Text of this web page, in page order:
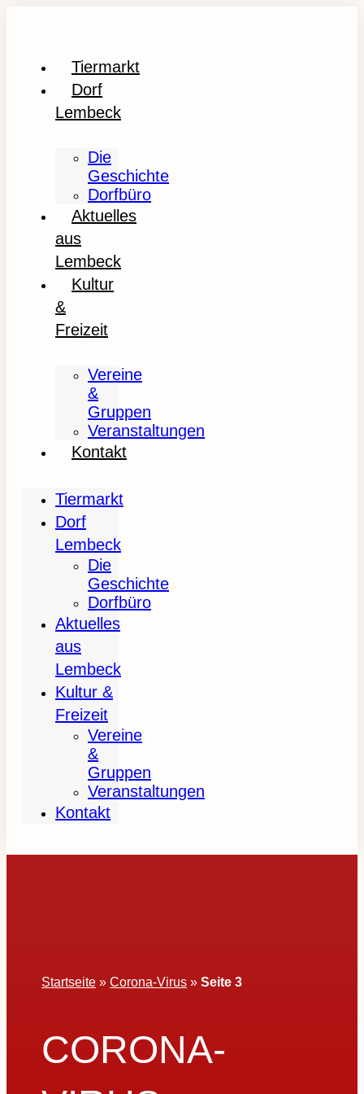
Tiermarkt
Dorf
Lembeck
Die
Geschichte
Dorfbüro
Aktuelles
aus
Lembeck
Kultur
&
Freizeit
Vereine
&
Gruppen
Veranstaltungen
Kontakt
Tiermarkt
Dorf
Lembeck
Die
Geschichte
Dorfbüro
Aktuelles
aus
Lembeck
Kultur &
Freizeit
Vereine
&
Gruppen
Veranstaltungen
Kontakt
Startseite »Corona-Virus »Seite 3
CORONA-